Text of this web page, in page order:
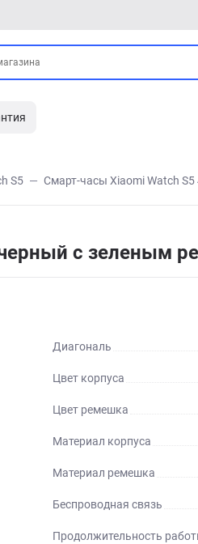
S5 Смарт-часы Xiaomi Watch
с зеленым
Диагональ
Цвет корпуса
Цвет ремешка
Материал корпуса
Материал ремешка
Беспроводная связь
Продолжительность